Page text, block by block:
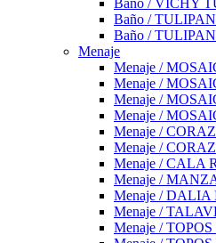
Baño / VICHY
Baño /
Baño /
Menaje
Menaje /
Menaje /
Menaje /
Menaje /
Menaje /
Menaje /
Menaje / CALA
Menaje /
Menaje / DALIA
Menaje /
Menaje /